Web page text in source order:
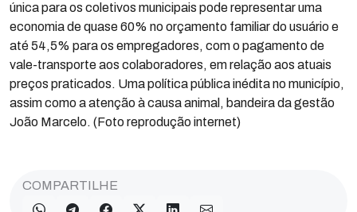
única para os coletivos municipais pode representar uma
economia de quase 60% no orçamento familiar do usuário e
até 54,5% para os empregadores, com o pagamento de
vale-transporte aos colaboradores, em relação aos atuais
preços praticados. Uma política pública inédita no município,
assim como a atenção à causa animal, bandeira da gestão
João Marcelo. (Foto reprodução internet)
COMPARTILHE